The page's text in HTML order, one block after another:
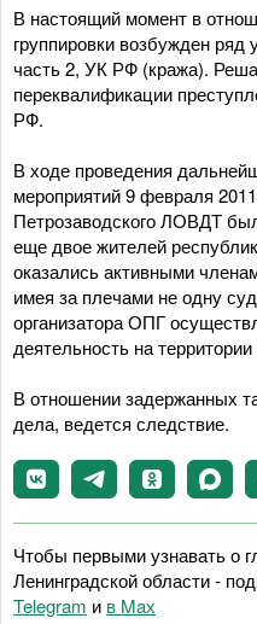
В настоящий момент в
группировки возбужден ряд
часть 2, УК РФ (кража).
переквалификации
РФ.
В ходе проведения
мероприятий 9 февраля
Петрозаводского ЛОВДТ
еще двое жителей
оказались активными
имея за плечами не одну
организатора ОПГ
деятельность на
В отношении задержанных
дела, ведется следствие.
Чтобы первыми узнавать о
Ленинградской области -
Telegram и в Maх